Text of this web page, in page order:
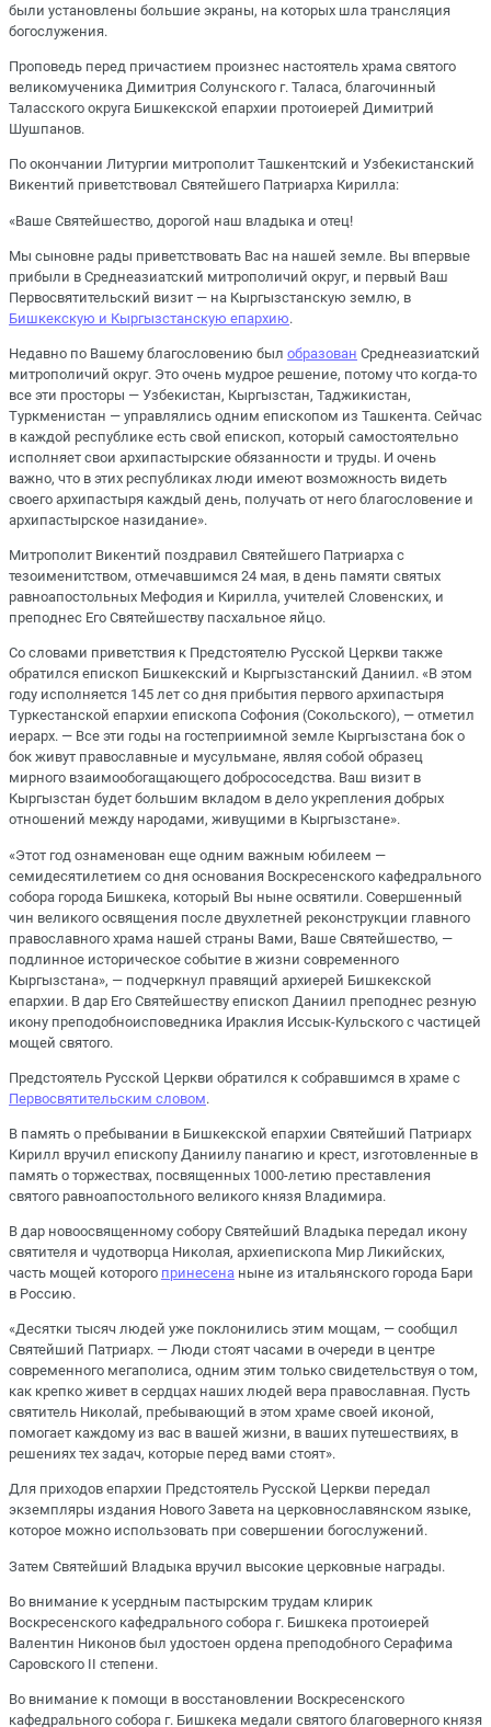
были установлены большие экраны, на которых шла трансляция
богослужения.
Проповедь перед причастием произнес настоятель храма святого
великомученика Димитрия Солунского г. Таласа, благочинный
Таласского округа Бишкекской епархии протоиерей Димитрий
Шушпанов.
По окончании Литургии митрополит Ташкентский и Узбекистанский
Викентий приветствовал Святейшего Патриарха Кирилла:
«Ваше Святейшество, дорогой наш владыка и отец!
Мы сыновне рады приветствовать Вас на нашей земле. Вы впервые
прибыли в Среднеазиатский митрополичий округ, и первый Ваш
Первосвятительский визит ― на Кыргызстанскую землю, в
Бишкекскую и Кыргызстанскую епархию.
Недавно по Вашему благословению был образован Среднеазиатский
митрополичий округ. Это очень мудрое решение, потому что когда-то
все эти просторы ― Узбекистан, Кыргызстан, Таджикистан,
Туркменистан ― управлялись одним епископом из Ташкента. Сейчас
в каждой республике есть свой епископ, который самостоятельно
исполняет свои архипастырские обязанности и труды. И очень
важно, что в этих республиках люди имеют возможность видеть
своего архипастыря каждый день, получать от него благословение и
архипастырское назидание».
Митрополит Викентий поздравил Святейшего Патриарха с
тезоименитством, отмечавшимся 24 мая, в день памяти святых
равноапостольных Мефодия и Кирилла, учителей Словенских, и
преподнес Его Святейшеству пасхальное яйцо.
Со словами приветствия к Предстоятелю Русской Церкви также
обратился епископ Бишкекский и Кыргызстанский Даниил. «В этом
году исполняется 145 лет со дня прибытия первого архипастыря
Туркестанской епархии епископа Софония (Сокольского), ― отметил
иерарх. ― Все эти годы на гостеприимной земле Кыргызстана бок о
бок живут православные и мусульмане, являя собой образец
мирного взаимообогащающего добрососедства. Ваш визит в
Кыргызстан будет большим вкладом в дело укрепления добрых
отношений между народами, живущими в Кыргызстане».
«Этот год ознаменован еще одним важным юбилеем ―
семидесятилетием со дня основания Воскресенского кафедрального
собора города Бишкека, который Вы ныне освятили. Совершенный
чин великого освящения после двухлетней реконструкции главного
православного храма нашей страны Вами, Ваше Святейшество, ―
подлинное историческое событие в жизни современного
Кыргызстана», ― подчеркнул правящий архиерей Бишкекской
епархии. В дар Его Святейшеству епископ Даниил преподнес резную
икону преподобноисповедника Ираклия Иссык-Кульского с частицей
мощей святого.
Предстоятель Русской Церкви обратился к собравшимся в храме с
Первосвятительским словом.
В память о пребывании в Бишкекской епархии Святейший Патриарх
Кирилл вручил епископу Даниилу панагию и крест, изготовленные в
память о торжествах, посвященных 1000-летию преставления
святого равноапостольного великого князя Владимира.
В дар новоосвященному собору Святейший Владыка передал икону
святителя и чудотворца Николая, архиепископа Мир Ликийских,
часть мощей которого принесена ныне из итальянского города Бари
в Россию.
«Десятки тысяч людей уже поклонились этим мощам, ― сообщил
Святейший Патриарх. ― Люди стоят часами в очереди в центре
современного мегаполиса, одним этим только свидетельствуя о том,
как крепко живет в сердцах наших людей вера православная. Пусть
святитель Николай, пребывающий в этом храме своей иконой,
помогает каждому из вас в вашей жизни, в ваших путешествиях, в
решениях тех задач, которые перед вами стоят».
Для приходов епархии Предстоятель Русской Церкви передал
экземпляры издания Нового Завета на церковнославянском языке,
которое можно использовать при совершении богослужений.
Затем Святейший Владыка вручил высокие церковные награды.
Во внимание к усердным пастырским трудам клирик
Воскресенского кафедрального собора г. Бишкека протоиерей
Валентин Никонов был удостоен ордена преподобного Серафима
Саровского II степени.
Во внимание к помощи в восстановлении Воскресенского
кафедрального собора г. Бишкека медали святого благоверного князя